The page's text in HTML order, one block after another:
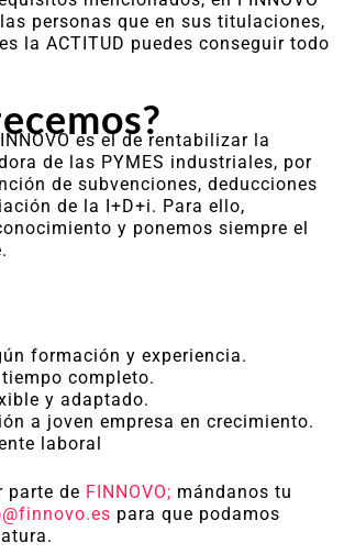
personas que en sus titulaciones,
la ACTITUD puedes conseguir todo
es el de rentabilizar la
de las PYMES industriales, por
de subvenciones, deducciones
de la I+D+i. Para ello,
y ponemos siempre el
formación y experiencia.
completo.
y adaptado.
a joven empresa en crecimiento.
laboral
parte de FINNOVO; mándanos tu
para que podamos